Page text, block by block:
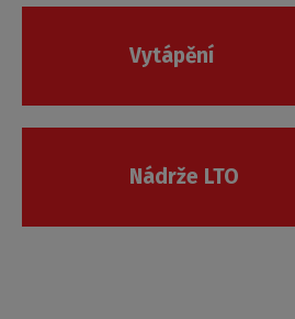
Vytápění
Nádrže LTO